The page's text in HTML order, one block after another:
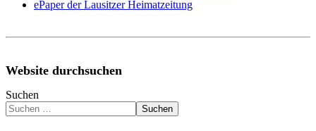
ePaper der Lausitzer Heimatzeitung
Website durchsuchen
Suchen
Suchen